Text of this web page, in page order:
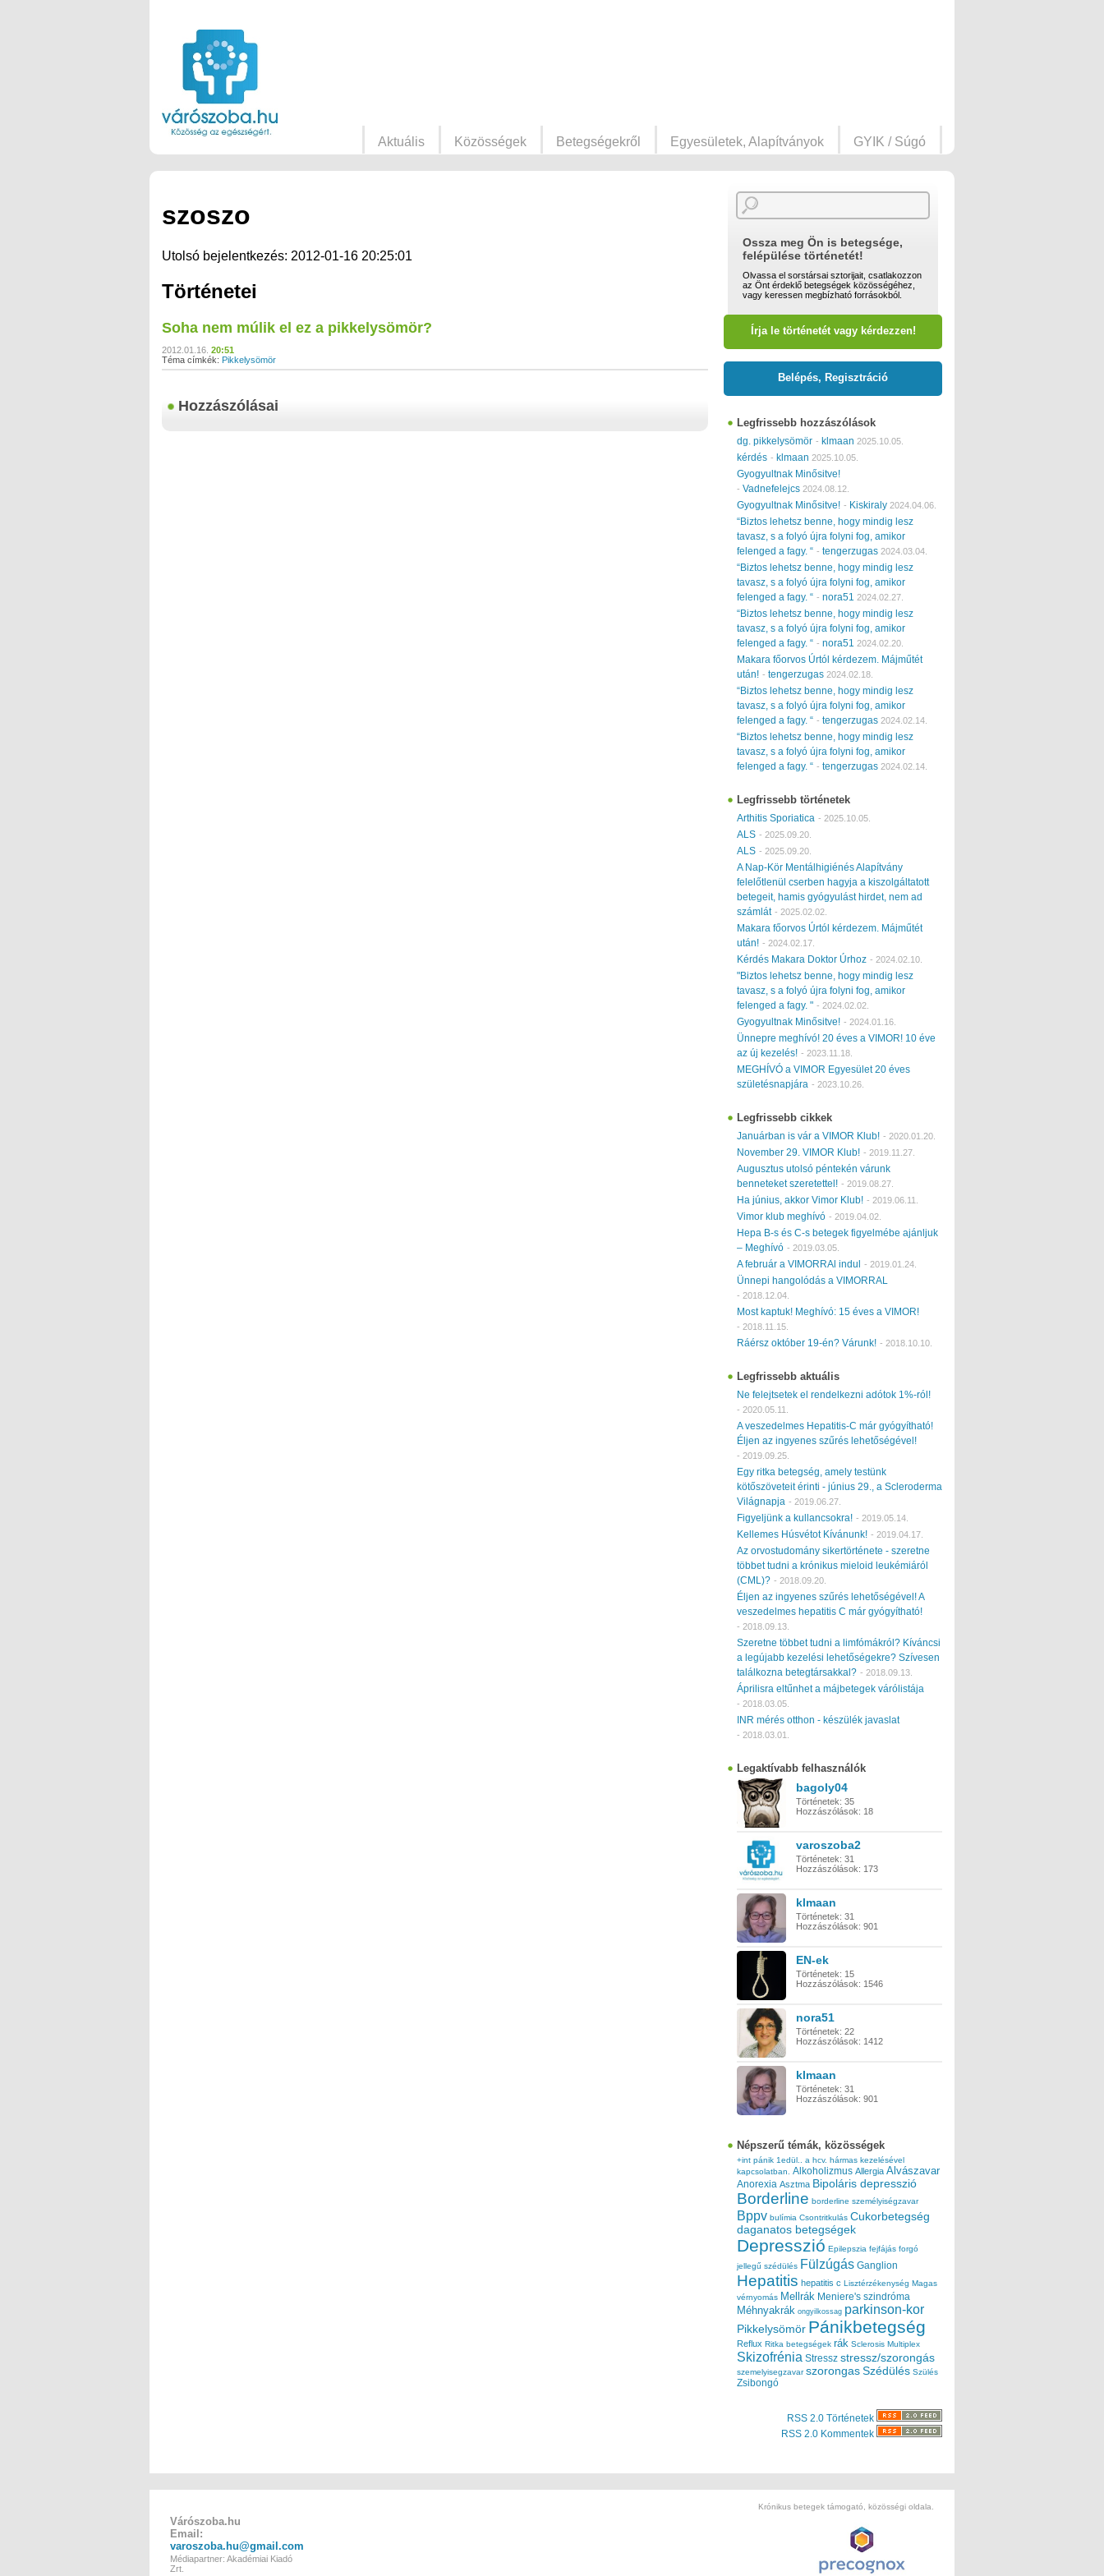
Aktuális Közösségek Betegségekről Egyesületek, Alapítványok GYIK / Súgó
szoszo
Utolsó bejelentkezés: 2012-01-16 20:25:01
Történetei
Soha nem múlik el ez a pikkelysömör?
2012.01.16. 20:51
Téma címkék: Pikkelysömör
Hozzászólásai
Ossza meg Ön is betegsége,
felépülése történetét!
Olvassa el sorstársai sztorijait, csatlakozzon
az Önt érdeklő betegségek közösségéhez,
vagy keressen megbízható forrásokból.
Írja le történetét vagy kérdezzen!
Belépés, Regisztráció
Legfrissebb hozzászólások
dg. pikkelysömör - klmaan 2025.10.05.
kérdés - klmaan 2025.10.05.
Gyogyultnak Minősitve!
- Vadnefelejcs 2024.08.12.
Gyogyultnak Minősitve! - Kiskiraly 2024.04.06.
“Biztos lehetsz benne, hogy mindig lesz
tavasz, s a folyó újra folyni fog, amikor
felenged a fagy. “ - tengerzugas 2024.03.04.
“Biztos lehetsz benne, hogy mindig lesz
tavasz, s a folyó újra folyni fog, amikor
felenged a fagy. “ - nora51 2024.02.27.
“Biztos lehetsz benne, hogy mindig lesz
tavasz, s a folyó újra folyni fog, amikor
felenged a fagy. “ - nora51 2024.02.20.
Makara főorvos Úrtól kérdezem. Májműtét
után! - tengerzugas 2024.02.18.
“Biztos lehetsz benne, hogy mindig lesz
tavasz, s a folyó újra folyni fog, amikor
felenged a fagy. “ - tengerzugas 2024.02.14.
“Biztos lehetsz benne, hogy mindig lesz
tavasz, s a folyó újra folyni fog, amikor
felenged a fagy. “ - tengerzugas 2024.02.14.
Legfrissebb történetek
Arthitis Sporiatica - 2025.10.05.
ALS - 2025.09.20.
ALS - 2025.09.20.
A Nap-Kör Mentálhigiénés Alapítvány
felelőtlenül cserben hagyja a kiszolgáltatott
betegeit, hamis gyógyulást hirdet, nem ad
számlát - 2025.02.02.
Makara főorvos Úrtól kérdezem. Májműtét
után! - 2024.02.17.
Kérdés Makara Doktor Úrhoz - 2024.02.10.
"Biztos lehetsz benne, hogy mindig lesz
tavasz, s a folyó újra folyni fog, amikor
felenged a fagy. " - 2024.02.02.
Gyogyultnak Minősitve! - 2024.01.16.
Ünnepre meghívó! 20 éves a VIMOR! 10 éve
az új kezelés! - 2023.11.18.
MEGHÍVÓ a VIMOR Egyesület 20 éves
születésnapjára - 2023.10.26.
Legfrissebb cikkek
Januárban is vár a VIMOR Klub! - 2020.01.20.
November 29. VIMOR Klub! - 2019.11.27.
Augusztus utolsó péntekén várunk
benneteket szeretettel! - 2019.08.27.
Ha június, akkor Vimor Klub! - 2019.06.11.
Vimor klub meghívó - 2019.04.02.
Hepa B-s és C-s betegek figyelmébe ajánljuk
– Meghívó - 2019.03.05.
A február a VIMORRAl indul - 2019.01.24.
Ünnepi hangolódás a VIMORRAL
- 2018.12.04.
Most kaptuk! Meghívó: 15 éves a VIMOR!
- 2018.11.15.
Ráérsz október 19-én? Várunk! - 2018.10.10.
Legfrissebb aktuális
Ne felejtsetek el rendelkezni adótok 1%-ról!
- 2020.05.11.
A veszedelmes Hepatitis-C már gyógyítható!
Éljen az ingyenes szűrés lehetőségével!
- 2019.09.25.
Egy ritka betegség, amely testünk
kötőszöveteit érinti - június 29., a Scleroderma
Világnapja - 2019.06.27.
Figyeljünk a kullancsokra! - 2019.05.14.
Kellemes Húsvétot Kívánunk! - 2019.04.17.
Az orvostudomány sikertörténete - szeretne
többet tudni a krónikus mieloid leukémiáról
(CML)? - 2018.09.20.
Éljen az ingyenes szűrés lehetőségével! A
veszedelmes hepatitis C már gyógyítható!
- 2018.09.13.
Szeretne többet tudni a limfómákról? Kíváncsi
a legújabb kezelési lehetőségekre? Szívesen
találkozna betegtársakkal? - 2018.09.13.
Áprilisra eltűnhet a májbetegek várólistája
- 2018.03.05.
INR mérés otthon - készülék javaslat
- 2018.03.01.
Legaktívabb felhasználók
bagoly04
Történetek: 35
Hozzászólások: 18
varoszoba2
Történetek: 31
Hozzászólások: 173
klmaan
Történetek: 31
Hozzászólások: 901
EN-ek
Történetek: 15
Hozzászólások: 1546
nora51
Történetek: 22
Hozzászólások: 1412
klmaan
Történetek: 31
Hozzászólások: 901
Népszerű témák, közösségek
+int pánik 1edül..
a hcv. hármas kezelésével
kapcsolatban.
Alkoholizmus Allergia Alvászavar
Anorexia Asztma Bipoláris depresszió
Borderline borderline személyiségzavar
Bppv bulímia Csontritkulás Cukorbetegség
daganatos betegségek
Depresszió Epilepszia fejfájás forgó
jellegű szédülés Fülzúgás Ganglion
Hepatitis hepatitis c Lisztérzékenység Magas
vérnyomás Mellrák Meniere's szindróma
Méhnyakrák ongyilkossag parkinson-kor
Pikkelysömör Pánikbetegség
Reflux Ritka betegségek rák Sclerosis Multiplex
Skizofrénia Stressz stressz/szorongás
szemelyisegzavar szorongas Szédülés Szülés
Zsibongó
RSS 2.0 Történetek
RSS 2.0 Kommentek
Várószoba.hu
Email:
varoszoba.hu@gmail.com
Médiapartner: Akadémiai Kiadó
Zrt.
Krónikus betegek támogató, közösségi oldala.